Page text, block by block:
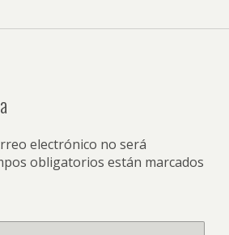
electrónico no será
obligatorios están marcados